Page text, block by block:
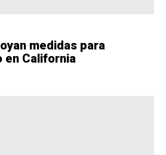
medidas para
California